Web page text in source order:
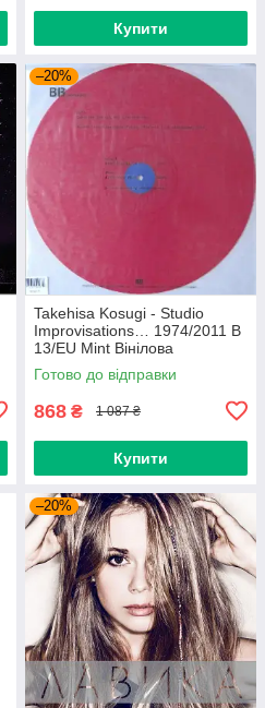
Купити
–20%
Takehisa Kosugi - Studio
Improvisations… 1974/2011 B
13/EU Mint Вінілова
пластинка (art.232754)
Готово до відправки
868 ₴ 1 087 ₴
Купити
–20%